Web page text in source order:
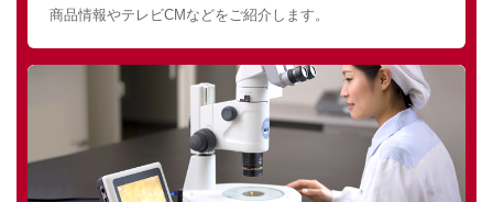
商品情報やテレビCMなどをご紹介します。